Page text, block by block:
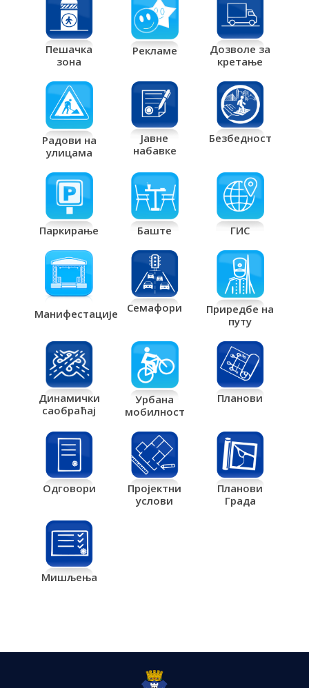
Пешачка
зона
Рекламе
Дозволе за
кретање
Радови на
улицама
Јавне
набавке
Безбедност
Паркирање Баште ГИС
Манифестације Семафори
Приредбе на
путу
Динамички
саобраћај
Урбана
мобилност
Планови
Одговори
Пројектни
услови
Планови
Града
Мишљења